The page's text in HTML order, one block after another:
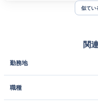
似てい
関
勤務地
職種